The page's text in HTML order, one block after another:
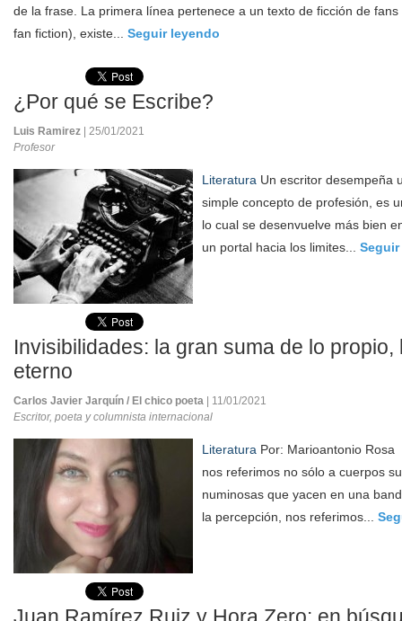
de la frase. La primera línea pertenece a un texto de ficción de
fan fiction), existe... Seguir leyendo
¿Por qué se Escribe?
Luis Ramirez
| 25/01/2021
Profesor
Literatura Un escritor desempeña
simple concepto de profesión, es
lo cual se desenvuelve más bien
un portal hacia los limites...
Invisibilidades: la gran suma de lo propio,
eterno
Carlos Javier Jarquín / El chico poeta
| 11/01/2021
Escritor, poeta y columnista internacional
Literatura Por: Marioantonio Rosa
nos referimos no sólo a cuerpos
numinosas que yacen en una
la percepción, nos referimos...